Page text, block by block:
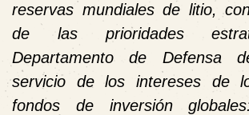
reservas mundiales de litio,
de las prioridades
Departamento de Defensa
servicio de los intereses de
fondos de inversión